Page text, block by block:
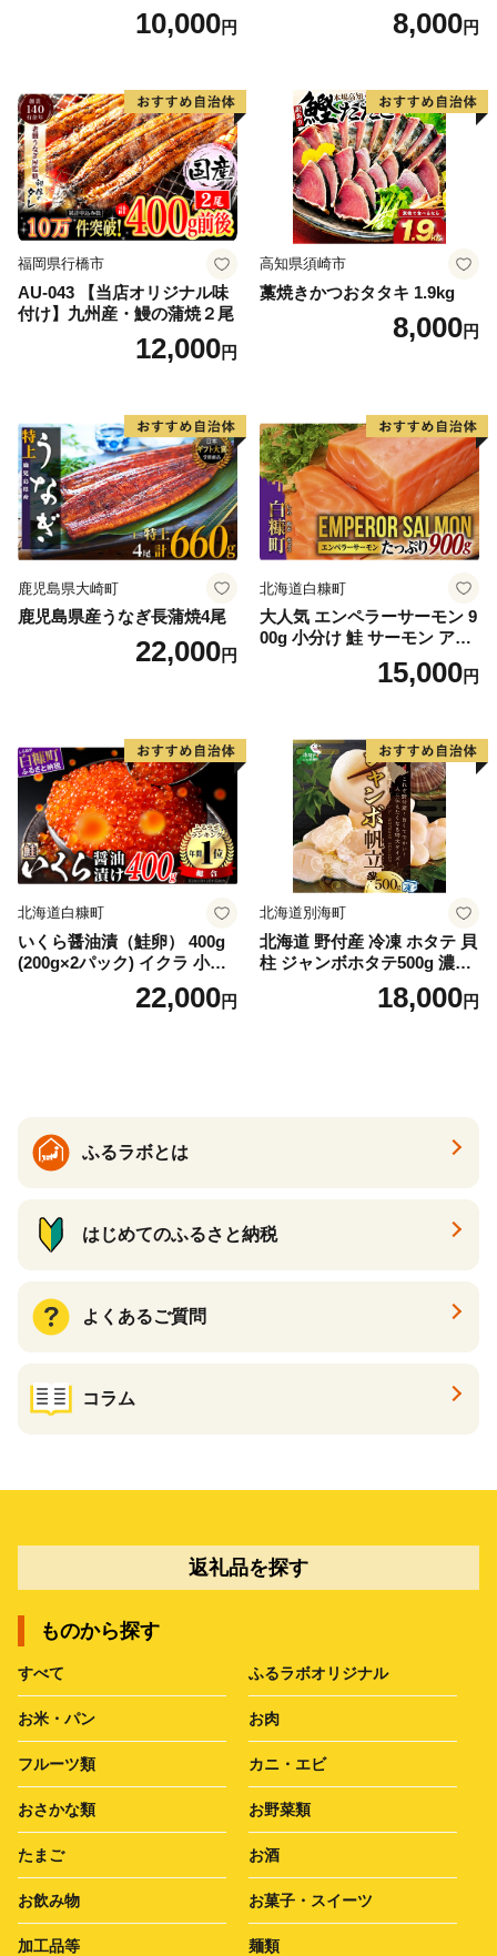
10,000円 8,000円
福岡県行橋市
AU-043 【当店オリジナル味
付け】九州産・鰻の蒲焼２尾
12,000円
高知県須崎市
藁焼きかつおタタキ 1.9kg
8,000円
鹿児島県大崎町
鹿児島県産うなぎ長蒲焼4尾
22,000円
北海道白糠町
大人気 エンペラーサーモン 9
00g 小分け 鮭 サーモン アト
ランティックサーモン 水産
庁長官賞 受賞 さけ シャケ し
満足 美味しい 贈答 生食用 刺
身 お刺身 刺し身 魚介類 海鮮
冷凍 厚切り 薄切り ふるさと
納税 ふるさとチョイス チョ
イス 北海道 白糠町
15,000円
北海道白糠町
いくら醤油漬（鮭卵） 400g
(200g×2パック) イクラ 小分
け いくら醤油漬 鮭いくら い
くら醤油漬け 鮭 鮭卵 ikura
22,000円
北海道別海町
北海道 野付産 冷凍 ホタテ 貝
柱 ジャンボホタテ500g 濃厚
な旨味と甘み （ほたて ホタ
テ 帆立 貝柱 ホタテ貝柱 大玉
18,000円
ふるラボとは
はじめてのふるさと納税
よくあるご質問
コラム
返礼品を探す
ものから探す
すべて ふるラボオリジナル
お米・パン お肉
フルーツ類 カニ・エビ
おさかな類 お野菜類
たまご お酒
お飲み物 お菓子・スイーツ
加工品等 麺類